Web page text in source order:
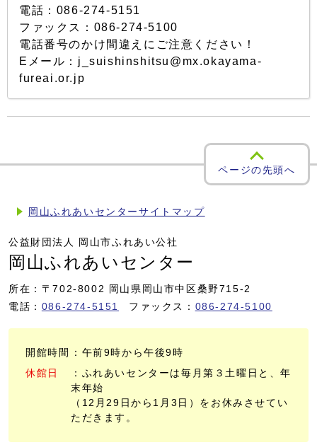
電話：086-274-5151
ファックス：086-274-5100
電話番号のかけ間違えにご注意ください！
Eメール：j_suishinshitsu@mx.okayama-
fureai.or.jp
ページの先頭へ
岡山ふれあいセンターサイトマップ
公益財団法人 岡山市ふれあい公社
岡山ふれあいセンター
所在：〒702-8002 岡山県岡山市中区桑野715-2
電話： 086-274-5151 ファックス： 086-274-5100
開館時間
：午前9時から午後9時
休館日
：ふれあいセンターは毎月第３土曜日と、年
末年始
（12月29日から1月3日）をお休みさせてい
ただきます。